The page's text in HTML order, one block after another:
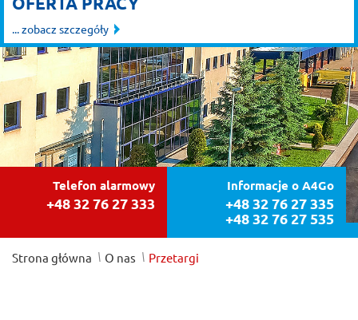
... zobacz szczegóły
Telefon alarmowy
+48 32 76 27 333
Informacje o A4Go
+48 32 76 27 335
+48 32 76 27 535
Strona główna /
O nas /
Przetargi